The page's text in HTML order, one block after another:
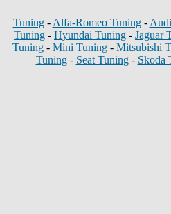
Tuning- Alfa-Romeo Tuning-
Tuning - Hyundai Tuning - Jaguar
Tuning - Mini Tuning - Mitsubishi
Tuning- Seat Tuning- Skoda